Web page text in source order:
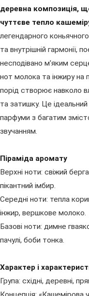
деревна композиція,
чуттєве тепло
легендарного
та внутрішній гармонії,
несподівано м'яким
нот молока та інжиру на
порід створює навколо
та затишку. Це ідеальний
парфуми з багатим
звучанням.
Піраміда аромату
Верхні ноти: свіжий
пікантний імбир.
Середні ноти: тепла
інжир, вершкове молоко.
Базові ноти: димне
пачулі, боби тонка.
Характер і
Група: східні, деревні,